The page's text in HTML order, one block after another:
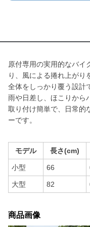
原付専用の実用的なバイ
り、風による捲れ上がり
全体をしっかり覆う設計
雨や日差し、ほこりから
取り付け簡単で、日常的
ーです。
モデル 長さ(cm)
小型 66
大型 82
商品画像